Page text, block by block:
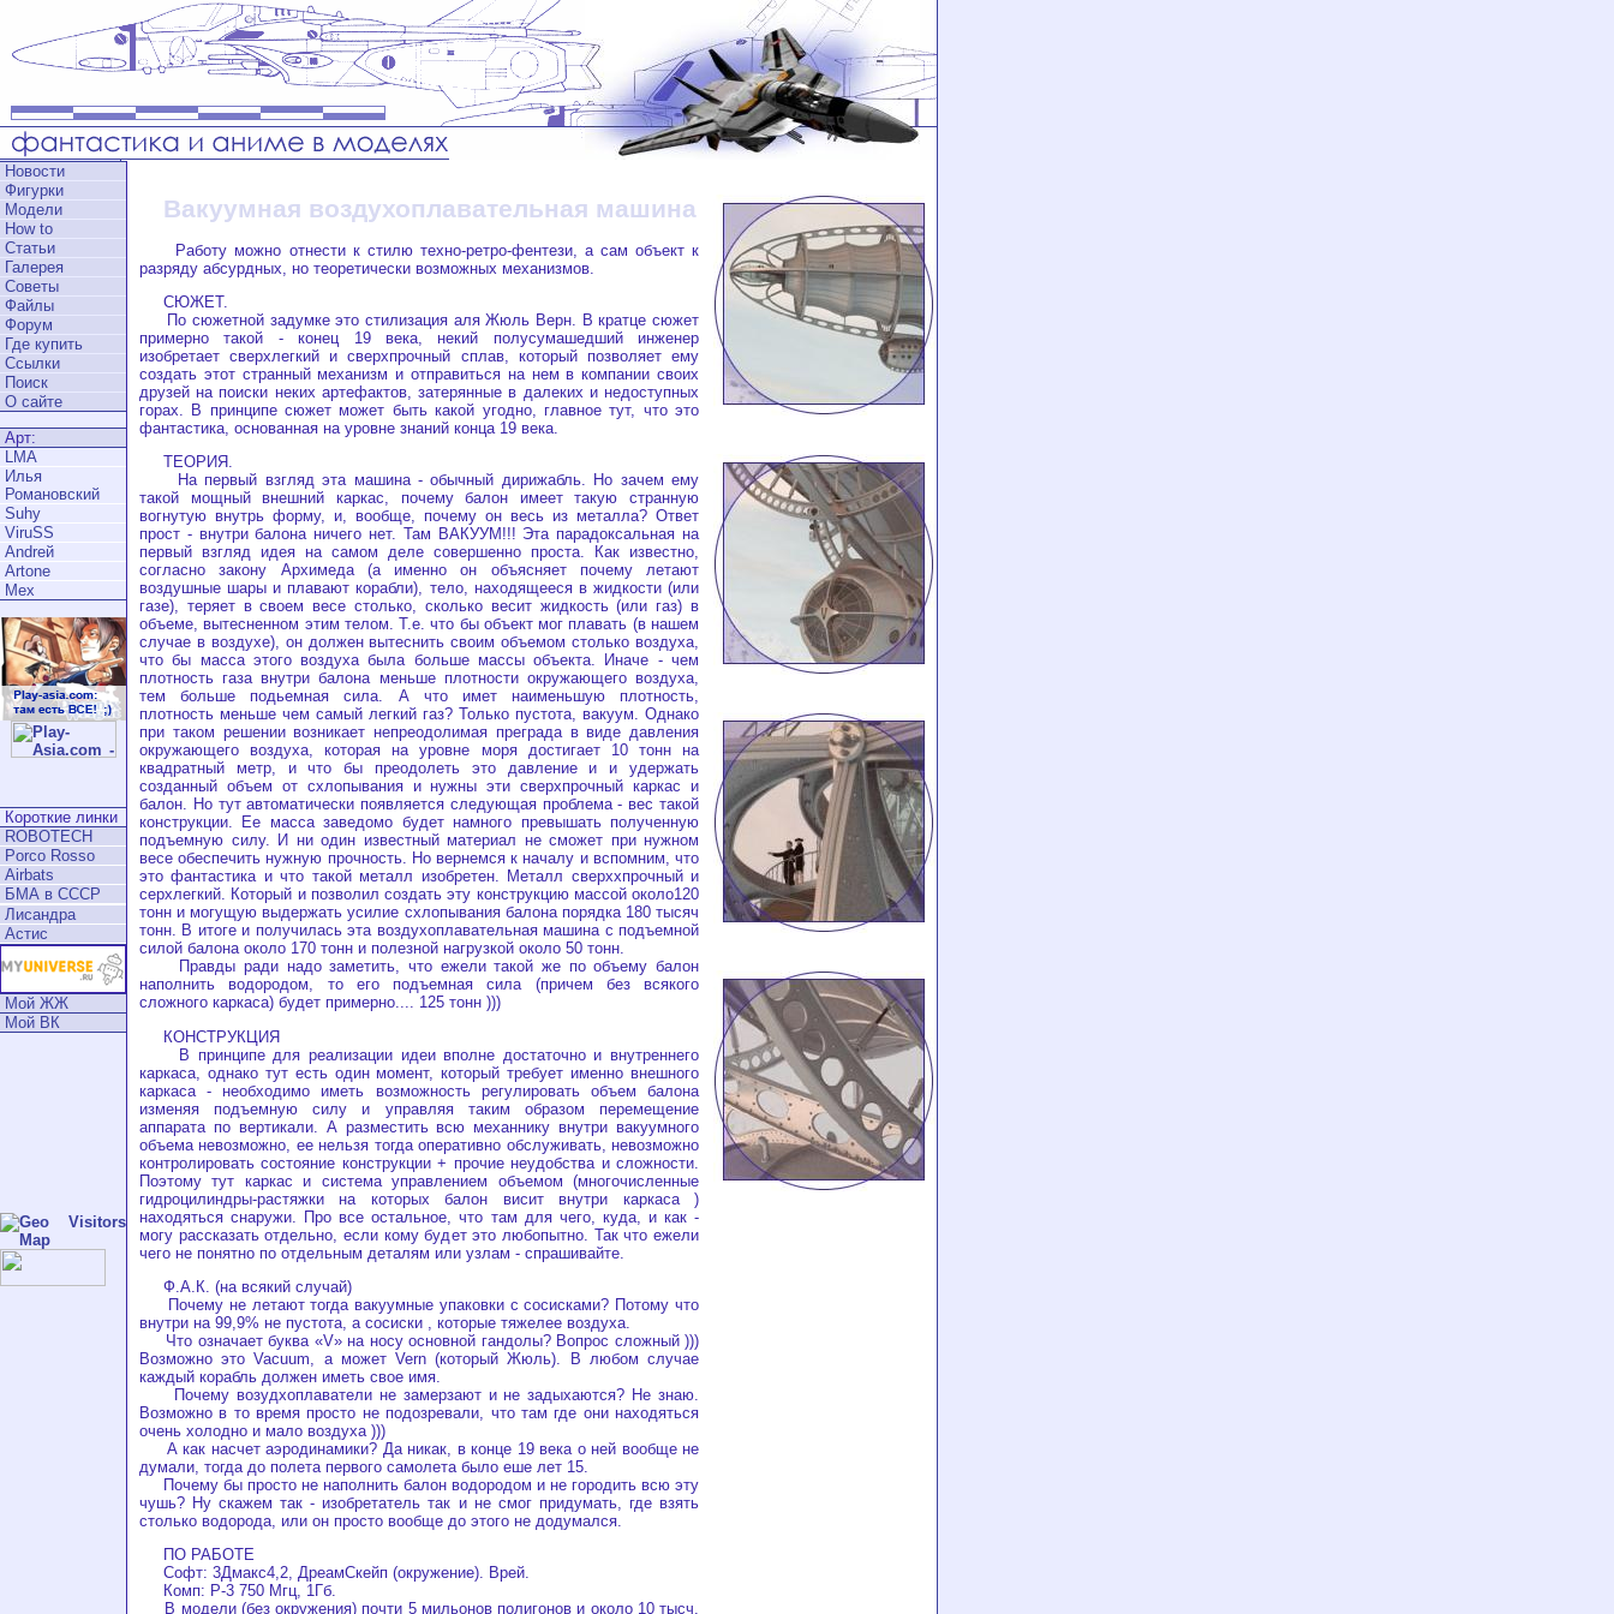
Новости
Фигурки
Модели
How to
Статьи
Галерея
Советы
Файлы
Форум
Где купить
Ссылки
Поиск
О сайте
Арт:
LMA
Илья
Романовский
Suhy
ViruSS
Аndrей
Artone
Mex
Короткие линки
ROBOTECH
Porco Rosso
Airbats
БМА в СССР
Лисандра
Астис
Мой ЖЖ
Мой ВК
Вакуумная воздухоплавательная машина
Работу можно отнести к стилю техно-ретро-фентези, а сам объект к
разряду абсурдных, но теоретически возможных механизмов.
СЮЖЕТ.
По сюжетной задумке это стилизация аля Жюль Верн. В кратце сюжет
примерно такой - конец 19 века, некий полусумашедший инженер
изобретает сверхлегкий и сверхпрочный сплав, который позволяет ему
создать этот странный механизм и отправиться на нем в компании своих
друзей на поиски неких артефактов, затерянные в далеких и недоступных
горах. В принципе сюжет может быть какой угодно, главное тут, что это
фантастика, основанная на уровне знаний конца 19 века.
ТЕОРИЯ.
На первый взгляд эта машина - обычный дирижабль. Но зачем ему
такой мощный внешний каркас, почему балон имеет такую странную
вогнутую внутрь форму, и, вообще, почему он весь из металла? Ответ
прост - внутри балона ничего нет. Там ВАКУУМ!!! Эта парадоксальная на
первый взгляд идея на самом деле совершенно проста. Как известно,
согласно закону Архимеда (а именно он объясняет почему летают
воздушные шары и плавают корабли), тело, находящееся в жидкости (или
газе), теряет в своем весе столько, сколько весит жидкость (или газ) в
объеме, вытесненном этим телом. Т.е. что бы объект мог плавать (в нашем
случае в воздухе), он должен вытеснить своим объемом столько воздуха,
что бы масса этого воздуха была больше массы объекта. Иначе - чем
плотность газа внутри балона меньше плотности окружающего воздуха,
тем больше подьемная сила. А что имет наименьшую плотность,
плотность меньше чем самый легкий газ? Только пустота, вакуум. Однако
при таком решении возникает непреодолимая преграда в виде давления
окружающего воздуха, которая на уровне моря достигает 10 тонн на
квадратный метр, и что бы преодолеть это давление и и удержать
созданный объем от схлопывания и нужны эти сверхпрочный каркас и
балон. Но тут автоматически появляется следующая проблема - вес такой
конструкции. Ее масса заведомо будет намного превышать полученную
подъемную силу. И ни один известный материал не сможет при нужном
весе обеспечить нужную прочность. Но вернемся к началу и вспомним, что
это фантастика и что такой металл изобретен. Металл сверххпрочный и
серхлегкий. Который и позволил создать эту конструкцию массой около120
тонн и могущую выдержать усилие схлопывания балона порядка 180 тысяч
тонн. В итоге и получилась эта воздухоплавательная машина с подъемной
силой балона около 170 тонн и полезной нагрузкой около 50 тонн.
Правды ради надо заметить, что ежели такой же по объему балон
наполнить водородом, то его подъемная сила (причем без всякого
сложного каркаса) будет примерно.... 125 тонн )))
КОНСТРУКЦИЯ
В принципе для реализации идеи вполне достаточно и внутреннего
каркаса, однако тут есть один момент, который требует именно внешного
каркаса - необходимо иметь возможность регулировать объем балона
изменяя подъемную силу и управляя таким образом перемещение
аппарата по вертикали. А разместить всю механнику внутри вакуумного
объема невозможно, ее нельзя тогда оперативно обслуживать, невозможно
контролировать состояние конструкции + прочие неудобства и сложности.
Поэтому тут каркас и система управлением объемом (многочисленные
гидроцилиндры-растяжки на которых балон висит внутри каркаса )
находяться снаружи. Про все остальное, что там для чего, куда, и как -
могу рассказать отдельно, если кому будет это любопытно. Так что ежели
чего не понятно по отдельным деталям или узлам - спрашивайте.
Ф.А.К. (на всякий случай)
Почему не летают тогда вакуумные упаковки с сосисками? Потому что
внутри на 99,9% не пустота, а сосиски , которые тяжелее воздуха.
Что означает буква «V» на носу основной гандолы? Вопрос сложный )))
Возможно это Vacuum, а может Vern (который Жюль). В любом случае
каждый корабль должен иметь свое имя.
Почему возудхоплаватели не замерзают и не задыхаются? Не знаю.
Возможно в то время просто не подозревали, что там где они находяться
очень холодно и мало воздуха )))
А как насчет аэродинамики? Да никак, в конце 19 века о ней вообще не
думали, тогда до полета первого самолета было еше лет 15.
Почему бы просто не наполнить балон водородом и не городить всю эту
чушь? Ну скажем так - изобретатель так и не смог придумать, где взять
столько водорода, или он просто вообще до этого не додумался.
ПО РАБОТЕ
Софт: 3Дмакс4,2, ДреамСкейп (окружение). Врей.
Комп: Р-3 750 Мгц, 1Гб.
В модели (без окружения) почти 5 мильонов полигонов и около 10 тысч.